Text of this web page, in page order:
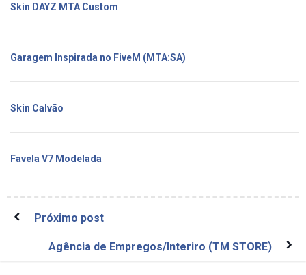
Skin DAYZ MTA Custom
Garagem Inspirada no FiveM (MTA:SA)
Skin Calvão
Favela V7 Modelada
Próximo post
Agência de Empregos/Interiro (TM STORE)